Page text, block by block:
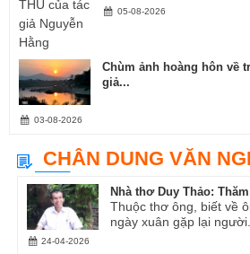
05-08-2026
Chùm ảnh hoàng hôn về
giả...
03-08-2026
CHÂN DUNG VĂN
Nhà thơ Duy Thảo:
Thuộc thơ ông, biết về
ngày xuân gặp lại người...
24-04-2026